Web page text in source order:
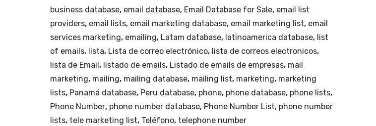
business database, email database, Email Database for Sale, email list
providers, email lists, email marketing database, email marketing list, email
services marketing, emailing, Latam database, latinoamerica database, list
of emails, lista, Lista de correo electrónico, lista de correos electronicos,
lista de Email , listado de emails, Listado de emails de empresas, mail
marketing, mailing, mailing database, mailing list, marketing, marketing
lists, Panamá database, Peru database, phone, phone database, phone lists,
Phone Number, phone number database, Phone Number List, phone number
lists, tele marketing list, Teléfono, telephone number